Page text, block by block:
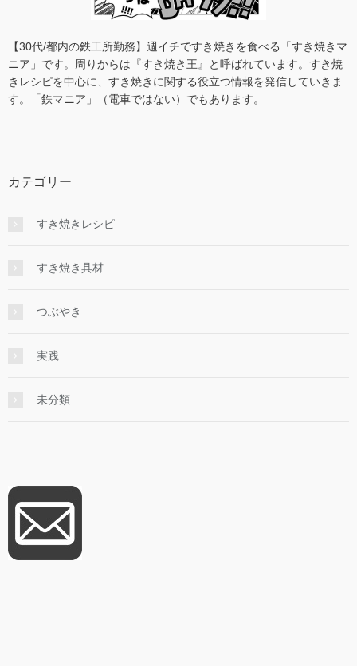
【30代/都内の鉄工所勤務】週イチですき焼きを食べる「すき焼きマ
ニア」です。周りからは『すき焼き王』と呼ばれています。すき焼
きレシピを中心に、すき焼きに関する役立つ情報を発信していきま
す。「鉄マニア」（電車ではない）でもあります。
カテゴリー
すき焼きレシピ
すき焼き具材
つぶやき
実践
未分類